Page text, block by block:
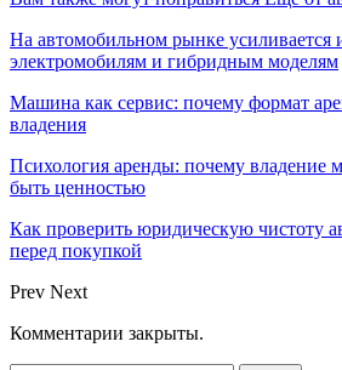
На автомобильном рынке усиливается
электромобилям и гибридным моделям
Машина как сервис: почему формат
владения
Психология аренды: почему владение
быть ценностью
Как проверить юридическую чистоту
перед покупкой
Prev Next
Комментарии закрыты.